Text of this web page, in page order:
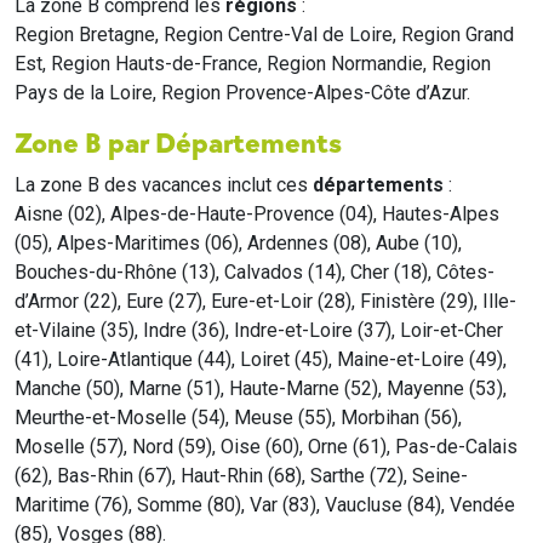
La zone B comprend les régions :
Region Bretagne, Region Centre-Val de Loire, Region Grand
Est, Region Hauts-de-France, Region Normandie, Region
Pays de la Loire, Region Provence-Alpes-Côte d’Azur.
Zone B par Départements
La zone B des vacances inclut ces départements :
Aisne (02), Alpes-de-Haute-Provence (04), Hautes-Alpes
(05), Alpes-Maritimes (06), Ardennes (08), Aube (10),
Bouches-du-Rhône (13), Calvados (14), Cher (18), Côtes-
d’Armor (22), Eure (27), Eure-et-Loir (28), Finistère (29), Ille-
et-Vilaine (35), Indre (36), Indre-et-Loire (37), Loir-et-Cher
(41), Loire-Atlantique (44), Loiret (45), Maine-et-Loire (49),
Manche (50), Marne (51), Haute-Marne (52), Mayenne (53),
Meurthe-et-Moselle (54), Meuse (55), Morbihan (56),
Moselle (57), Nord (59), Oise (60), Orne (61), Pas-de-Calais
(62), Bas-Rhin (67), Haut-Rhin (68), Sarthe (72), Seine-
Maritime (76), Somme (80), Var (83), Vaucluse (84), Vendée
(85), Vosges (88).